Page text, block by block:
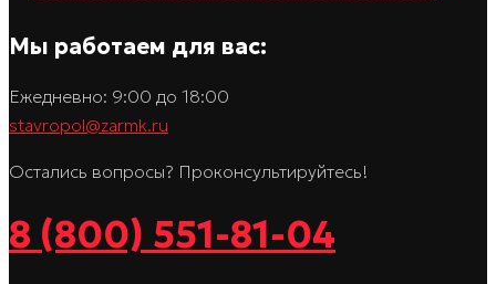
Мы работаем для вас:
Ежедневно: 9:00 до 18:00
stavropol@zarmk.ru
Остались вопросы? Проконсультируйтесь!
8 (800) 551-81-04